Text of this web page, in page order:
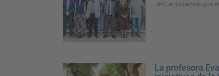
UPC, encabezado por
La profesora